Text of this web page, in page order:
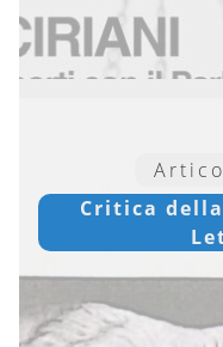
Critica